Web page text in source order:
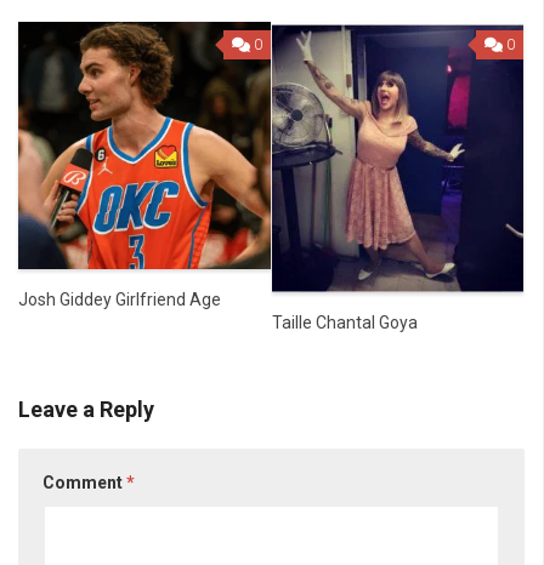
0
Josh Giddey Girlfriend Age
0
Taille Chantal Goya
Leave a Reply
Comment*